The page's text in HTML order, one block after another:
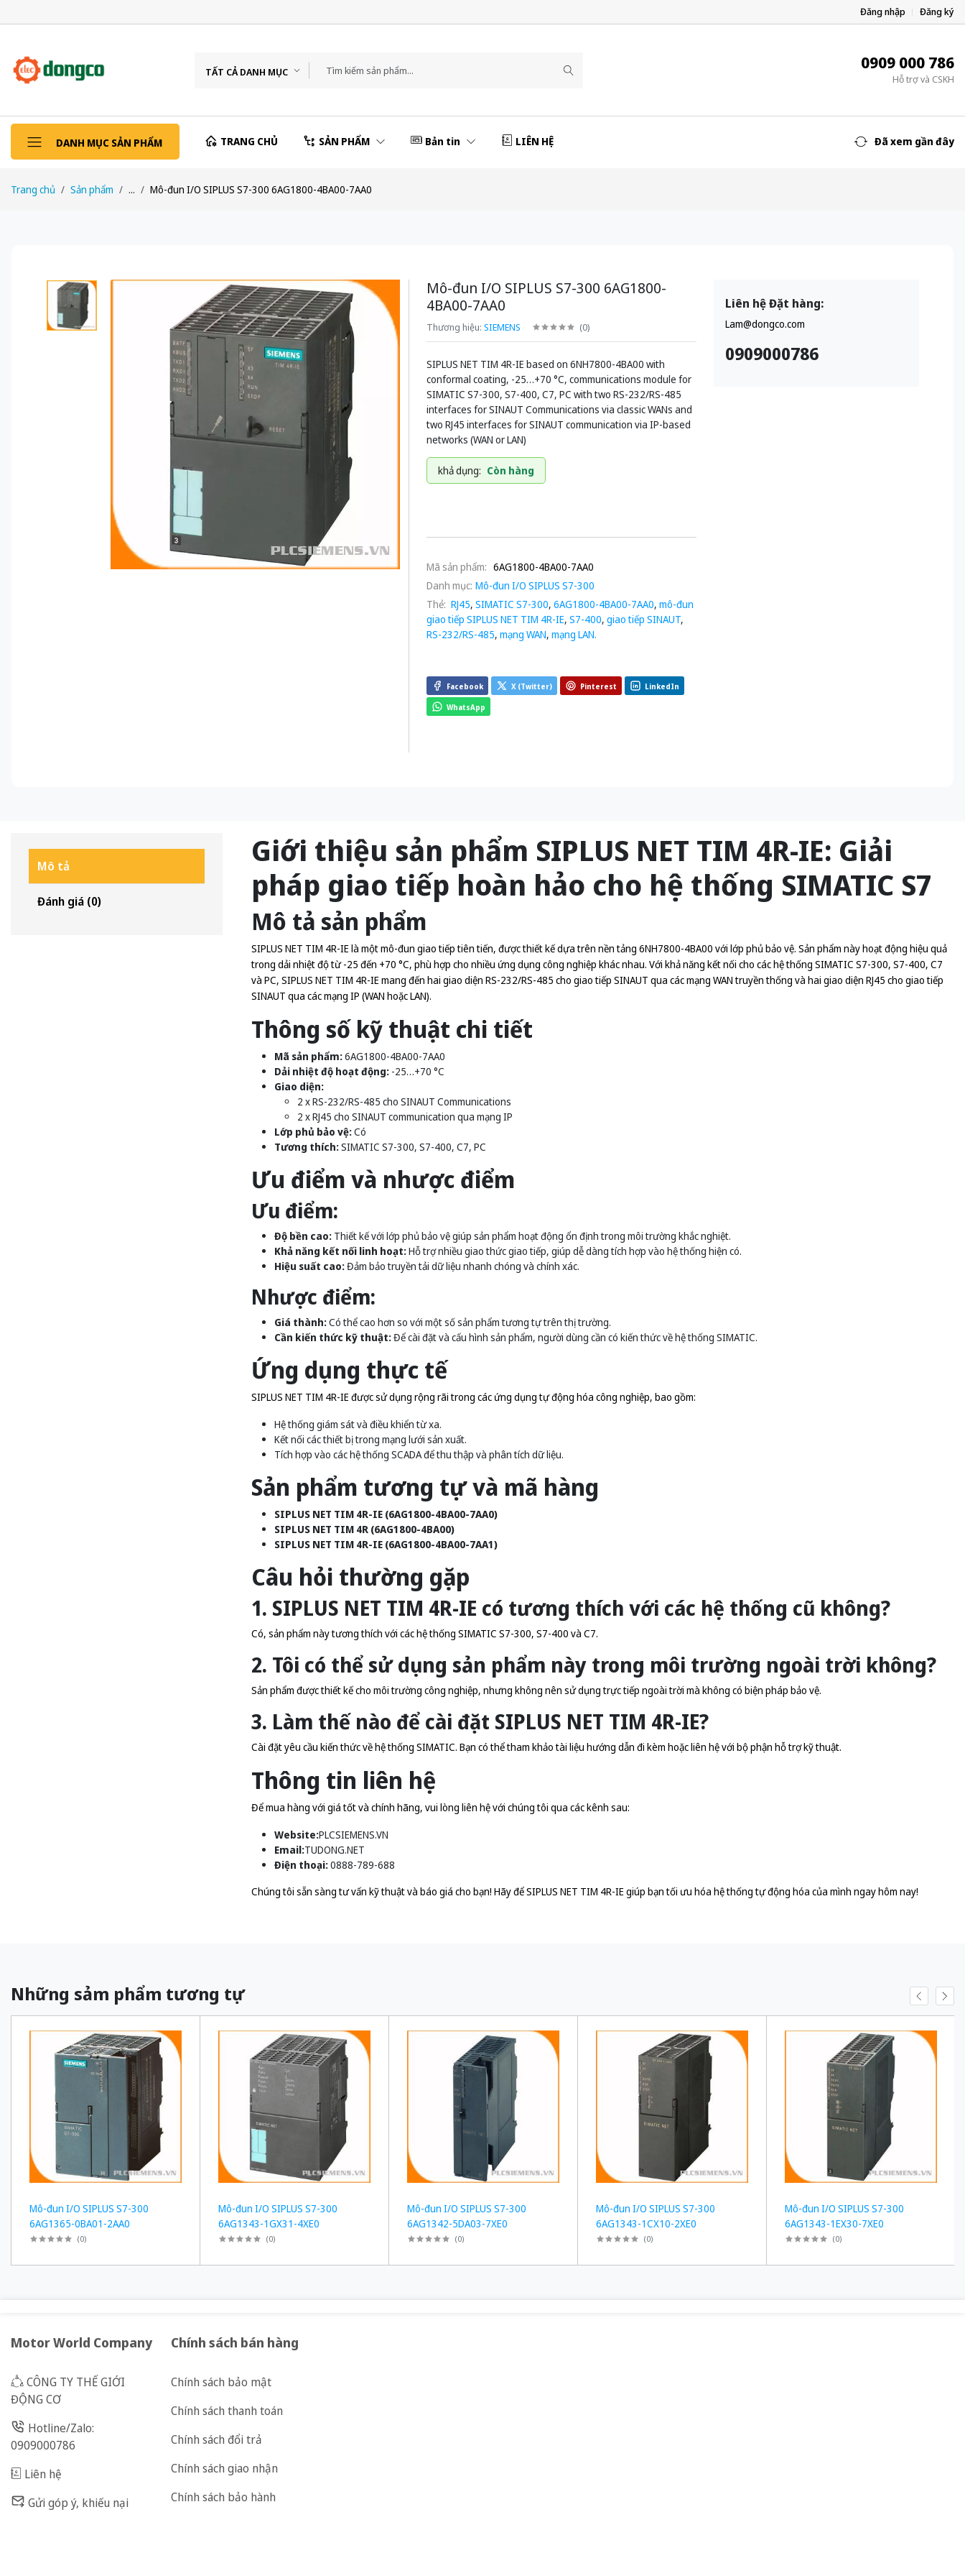
Đăng nhập Đăng ký
TẤT CẢ DANH MỤC 0909 000 786
Hỗ trợ và CSKH
DANH MỤC SẢN PHẨM TRANG CHỦ SẢN PHẨM Bản tin LIÊN HỆ Đã xem gần đây
Trang chủ Sản phẩm ... Mô-đun I/O SIPLUS S7-300 6AG1800-4BA00-7AA0
Mô-đun I/O SIPLUS S7-300 6AG1800-
4BA00-7AA0
Thương hiệu: SIEMENS (0)
SIPLUS NET TIM 4R-IE based on 6NH7800-4BA00 with
conformal coating, -25…+70 °C, communications module for
SIMATIC S7-300, S7-400, C7, PC with two RS-232/RS-485
interfaces for SINAUT Communications via classic WANs and
two RJ45 interfaces for SINAUT communication via IP-based
networks (WAN or LAN)
khả dụng: Còn hàng
Mã sản phẩm: 6AG1800-4BA00-7AA0
Danh mục: Mô-đun I/O SIPLUS S7-300
Thẻ: RJ45, SIMATIC S7-300, 6AG1800-4BA00-7AA0, mô-đun
giao tiếp SIPLUS NET TIM 4R-IE, S7-400, giao tiếp SINAUT,
RS-232/RS-485, mạng WAN, mạng LAN.
Facebook X (Twitter) Pinterest LinkedIn
WhatsApp
Liên hệ Đặt hàng:
Lam@dongco.com
0909000786
Mô tả
Đánh giá (0)
Giới thiệu sản phẩm SIPLUS NET TIM 4R-IE: Giải
pháp giao tiếp hoàn hảo cho hệ thống SIMATIC S7
Mô tả sản phẩm
SIPLUS NET TIM 4R-IE là một mô-đun giao tiếp tiên tiến, được thiết kế dựa trên nền tảng 6NH7800-4BA00 với lớp phủ bảo vệ. Sản phẩm này hoạt động hiệu quả
trong dải nhiệt độ từ -25 đến +70 °C, phù hợp cho nhiều ứng dụng công nghiệp khác nhau. Với khả năng kết nối cho các hệ thống SIMATIC S7-300, S7-400, C7
và PC, SIPLUS NET TIM 4R-IE mang đến hai giao diện RS-232/RS-485 cho giao tiếp SINAUT qua các mạng WAN truyền thống và hai giao diện RJ45 cho giao tiếp
SINAUT qua các mạng IP (WAN hoặc LAN).
Thông số kỹ thuật chi tiết
Mã sản phẩm:6AG1800-4BA00-7AA0
Dải nhiệt độ hoạt động:-25…+70 °C
Giao diện:
2 x RS-232/RS-485 cho SINAUT Communications
2 x RJ45 cho SINAUT communication qua mạng IP
Lớp phủ bảo vệ:Có
Tương thích:SIMATIC S7-300, S7-400, C7, PC
Ưu điểm và nhược điểm
Ưu điểm:
Độ bền cao:Thiết kế với lớp phủ bảo vệ giúp sản phẩm hoạt động ổn định trong môi trường khắc nghiệt.
Khả năng kết nối linh hoạt:Hỗ trợ nhiều giao thức giao tiếp, giúp dễ dàng tích hợp vào hệ thống hiện có.
Hiệu suất cao:Đảm bảo truyền tải dữ liệu nhanh chóng và chính xác.
Nhược điểm:
Giá thành:Có thể cao hơn so với một số sản phẩm tương tự trên thị trường.
Cần kiến thức kỹ thuật:Để cài đặt và cấu hình sản phẩm, người dùng cần có kiến thức về hệ thống SIMATIC.
Ứng dụng thực tế
SIPLUS NET TIM 4R-IE được sử dụng rộng rãi trong các ứng dụng tự động hóa công nghiệp, bao gồm:
Hệ thống giám sát và điều khiển từ xa.
Kết nối các thiết bị trong mạng lưới sản xuất.
Tích hợp vào các hệ thống SCADA để thu thập và phân tích dữ liệu.
Sản phẩm tương tự và mã hàng
SIPLUS NET TIM 4R-IE (6AG1800-4BA00-7AA0)
SIPLUS NET TIM 4R (6AG1800-4BA00)
SIPLUS NET TIM 4R-IE (6AG1800-4BA00-7AA1)
Câu hỏi thường gặp
1. SIPLUS NET TIM 4R-IE có tương thích với các hệ thống cũ không?
Có, sản phẩm này tương thích với các hệ thống SIMATIC S7-300, S7-400 và C7.
2. Tôi có thể sử dụng sản phẩm này trong môi trường ngoài trời không?
Sản phẩm được thiết kế cho môi trường công nghiệp, nhưng không nên sử dụng trực tiếp ngoài trời mà không có biện pháp bảo vệ.
3. Làm thế nào để cài đặt SIPLUS NET TIM 4R-IE?
Cài đặt yêu cầu kiến thức về hệ thống SIMATIC. Bạn có thể tham khảo tài liệu hướng dẫn đi kèm hoặc liên hệ với bộ phận hỗ trợ kỹ thuật.
Thông tin liên hệ
Để mua hàng với giá tốt và chính hãng, vui lòng liên hệ với chúng tôi qua các kênh sau:
Website:PLCSIEMENS.VN
Email:TUDONG.NET
Điện thoại:0888-789-688
Chúng tôi sẵn sàng tư vấn kỹ thuật và báo giá cho bạn! Hãy để SIPLUS NET TIM 4R-IE giúp bạn tối ưu hóa hệ thống tự động hóa của mình ngay hôm nay!
Những sảm phẩm tương tự
Mô-đun I/O SIPLUS S7-300
6AG1365-0BA01-2AA0
(0)
Mô-đun I/O SIPLUS S7-300
6AG1343-1GX31-4XE0
(0)
Mô-đun I/O SIPLUS S7-300
6AG1342-5DA03-7XE0
(0)
Mô-đun I/O SIPLUS S7-300
6AG1343-1CX10-2XE0
(0)
Mô-đun I/O SIPLUS S7-300
6AG1343-1EX30-7XE0
(0)
Motor World Company
CÔNG TY THẾ GIỚI
ĐỘNG CƠ
Hotline/Zalo:
0909000786
Liên hệ
Gửi góp ý, khiếu nại
Chính sách bán hàng
Chính sách bảo mật
Chính sách thanh toán
Chính sách đổi trả
Chính sách giao nhận
Chính sách bảo hành